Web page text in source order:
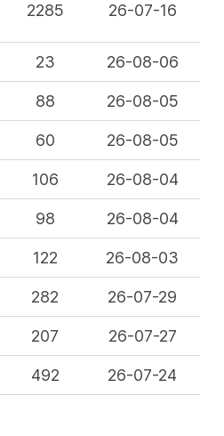
2285 26-07-16
23 26-08-06
88 26-08-05
60 26-08-05
106 26-08-04
98 26-08-04
122 26-08-03
282 26-07-29
207 26-07-27
492 26-07-24